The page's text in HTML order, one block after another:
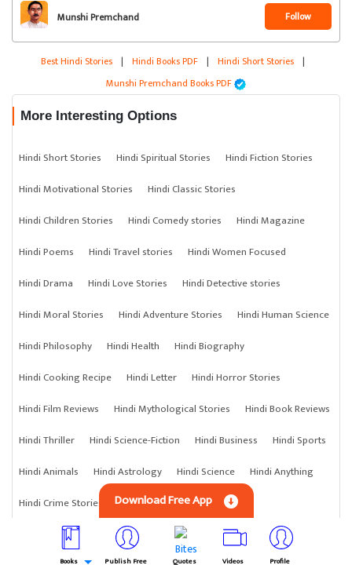
Munshi Premchand Follow
Best Hindi Stories | Hindi Books PDF | Hindi Short Stories |
Munshi Premchand Books PDF
More Interesting Options
Hindi Short Stories Hindi Spiritual Stories
Hindi Fiction Stories
Hindi Motivational Stories
Hindi Classic Stories
Hindi Children Stories
Hindi Comedy stories
Hindi Magazine
Hindi Poems
Hindi Travel stories
Hindi Women Focused
Hindi Drama
Hindi Love Stories
Hindi Detective stories
Hindi Moral Stories
Hindi Adventure Stories
Hindi Human Science
Hindi Philosophy
Hindi Health
Hindi Biography
Hindi Cooking Recipe
Hindi Letter
Hindi Horror Stories
Hindi Film Reviews
Hindi Mythological Stories
Hindi Book Reviews
Hindi Thriller
Hindi Science-Fiction Hindi Business
Hindi Sports
Hindi Animals
Hindi Astrology Hindi Science
Hindi Anything
Hindi Crime Stories
Download Free App
Books Publish Free Quotes Videos Profile